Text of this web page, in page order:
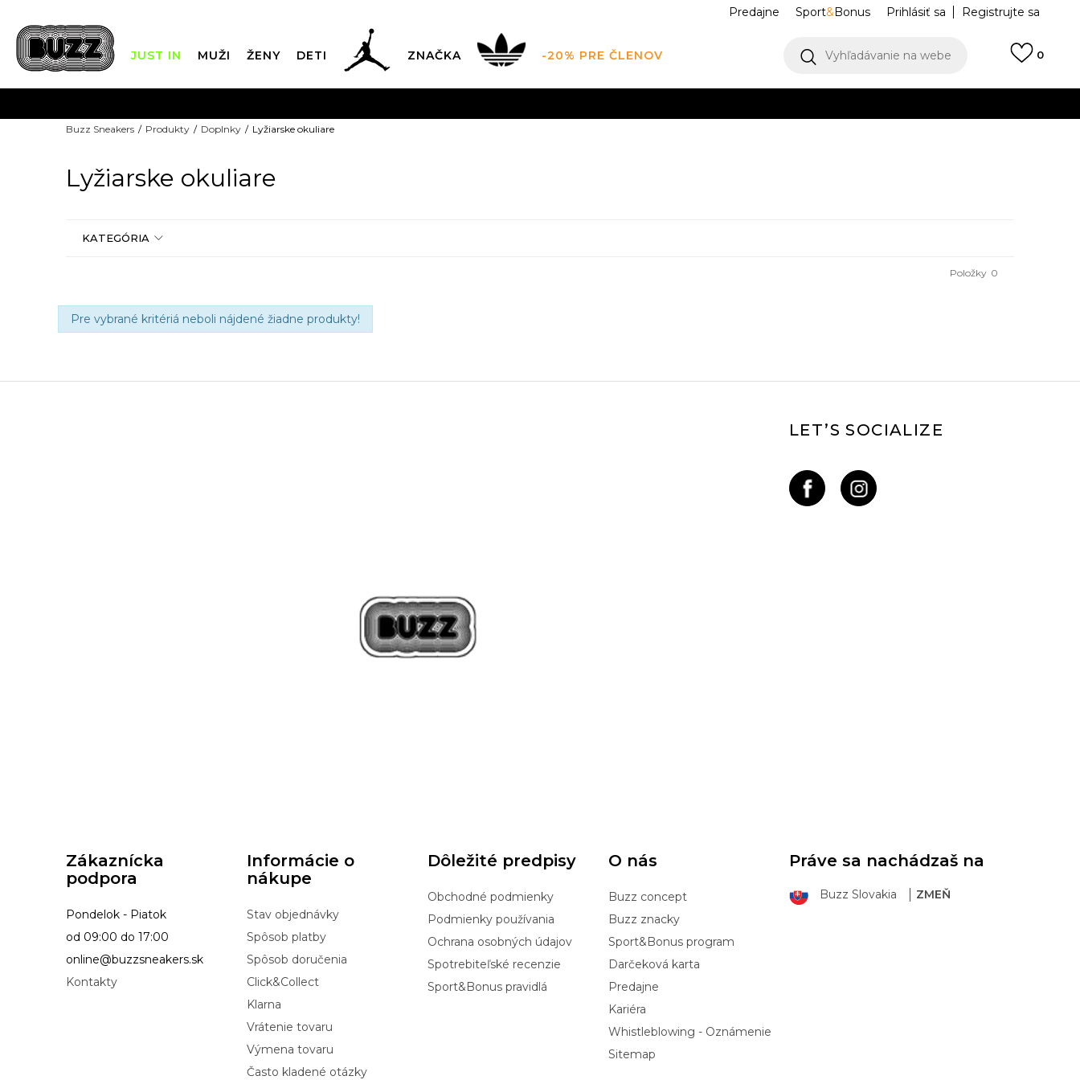
Prihlásiť sa Registrujte sa
Predajne Sport&Bonus
JUST IN MUŽI ŽENY DETI ZNAČKA -20% PRE ČLENOV Vyhľadávanie na webe 0
DOPRAVA ZADARMO
Buzz Sneakers Produkty Doplnky Lyžiarske okuliare
Lyžiarske okuliare
KATEGÓRIA
0
Položky
Pre vybrané kritériá neboli nájdené žiadne produkty!
LET’S SOCIALIZE
Zákaznícka
podpora
Pondelok - Piatok
od 09:00 do 17:00
online@buzzsneakers.sk
Kontakty
Informácie o
nákupe
Stav objednávky
Spôsob platby
Spôsob doručenia
Click&Collect
Klarna
Vrátenie tovaru
Výmena tovaru
Často kladené otázky
Dôležité predpisy
Obchodné podmienky
Podmienky používania
Ochrana osobných údajov
Spotrebiteľské recenzie
Sport&Bonus pravidlá
O nás
Buzz concept
Buzz znacky
Sport&Bonus program
Darčeková karta
Predajne
Kariéra
Whistleblowing - Oznámenie
Sitemap
Práve sa nachádzaš na
Buzz Slovakia ZMEŇ